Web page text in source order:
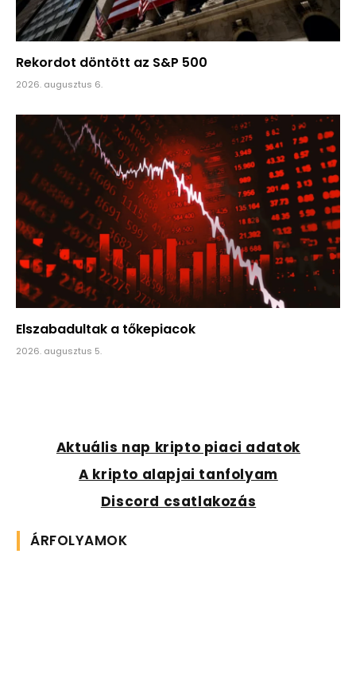
Rekordot döntött az S&P 500
2026. augusztus 6.
Elszabadultak a tőkepiacok
2026. augusztus 5.
Aktuális nap kripto piaci adatok
A kripto alapjai tanfolyam
Discord csatlakozás
ÁRFOLYAMOK